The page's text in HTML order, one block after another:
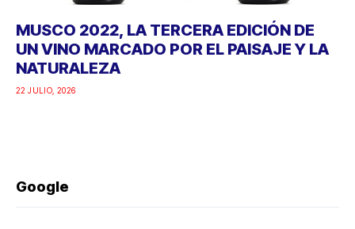
MUSCO 2022, LA TERCERA EDICIÓN DE
UN VINO MARCADO POR EL PAISAJE Y LA
NATURALEZA
22 JULIO, 2026
Google